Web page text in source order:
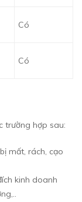
Có
Có
trường hợp sau:
mất, rách, cạo
kinh doanh